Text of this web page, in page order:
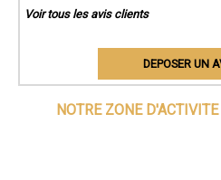
Voir tous les avis clients
DEPOSER UN
NOTRE ZONE